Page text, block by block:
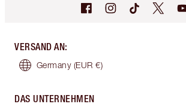
VERSAND AN:
Germany (EUR €)
DAS UNTERNEHMEN